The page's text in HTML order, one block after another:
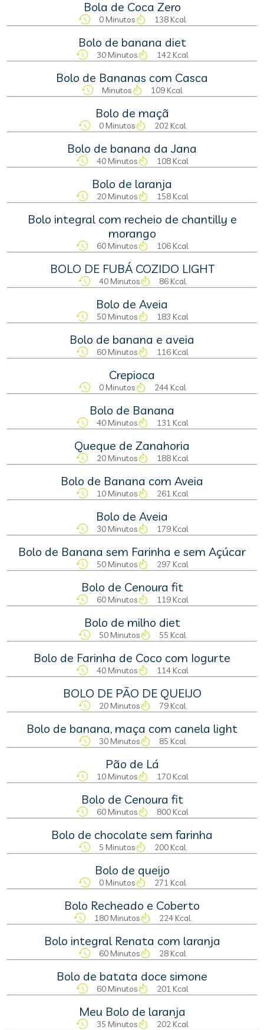
Bola de Coca Zero
0 Minutos 138 Kcal
Bolo de banana diet
30 Minutos 142 Kcal
Bolo de Bananas com Casca
Minutos 109 Kcal
Bolo de maçã
0 Minutos 202 Kcal
Bolo de banana da Jana
40 Minutos 108 Kcal
Bolo de laranja
20 Minutos 158 Kcal
Bolo integral com recheio de chantilly e
morango
60 Minutos 106 Kcal
BOLO DE FUBÁ COZIDO LIGHT
40 Minutos 86 Kcal
Bolo de Aveia
50 Minutos 183 Kcal
Bolo de banana e aveia
60 Minutos 116 Kcal
Crepioca
0 Minutos 244 Kcal
Bolo de Banana
40 Minutos 131 Kcal
Queque de Zanahoria
20 Minutos 188 Kcal
Bolo de Banana com Aveia
10 Minutos 261 Kcal
Bolo de Aveia
30 Minutos 179 Kcal
Bolo de Banana sem Farinha e sem Açúcar
50 Minutos 297 Kcal
Bolo de Cenoura fit
60 Minutos 119 Kcal
Bolo de milho diet
50 Minutos 55 Kcal
Bolo de Farinha de Coco com Iogurte
40 Minutos 114 Kcal
BOLO DE PÃO DE QUEIJO
20 Minutos 79 Kcal
Bolo de banana, maça com canela light
30 Minutos 85 Kcal
Pão de Lá
10 Minutos 170 Kcal
Bolo de Cenoura fit
60 Minutos 800 Kcal
Bolo de chocolate sem farinha
5 Minutos 200 Kcal
Bolo de queijo
0 Minutos 271 Kcal
Bolo Recheado e Coberto
180 Minutos 224 Kcal
Bolo integral Renata com laranja
60 Minutos 28 Kcal
Bolo de batata doce simone
60 Minutos 201 Kcal
Meu Bolo de laranja
35 Minutos 202 Kcal